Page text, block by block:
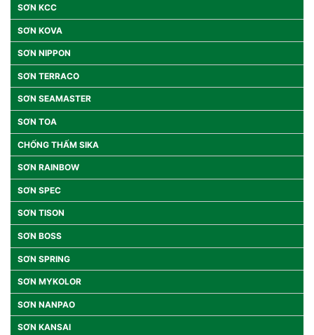
SƠN KCC
SƠN KOVA
SƠN NIPPON
SƠN TERRACO
SƠN SEAMASTER
SƠN TOA
CHỐNG THẤM SIKA
SƠN RAINBOW
SƠN SPEC
SƠN TISON
SƠN BOSS
SƠN SPRING
SƠN MYKOLOR
SƠN NANPAO
SƠN KANSAI